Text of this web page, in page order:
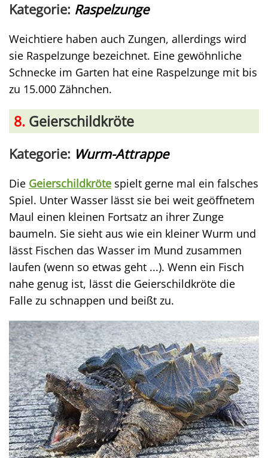
Kategorie: Raspelzunge
Weichtiere haben auch Zungen, allerdings wird
sie Raspelzunge bezeichnet. Eine gewöhnliche
Schnecke im Garten hat eine Raspelzunge mit bis
zu 15.000 Zähnchen.
8. Geierschildkröte
Kategorie: Wurm-Attrappe
Die Geierschildkröte spielt gerne mal ein falsches
Spiel. Unter Wasser lässt sie bei weit geöffnetem
Maul einen kleinen Fortsatz an ihrer Zunge
baumeln. Sie sieht aus wie ein kleiner Wurm und
lässt Fischen das Wasser im Mund zusammen
laufen (wenn so etwas geht ...). Wenn ein Fisch
nahe genug ist, lässt die Geierschildkröte die
Falle zu schnappen und beißt zu.